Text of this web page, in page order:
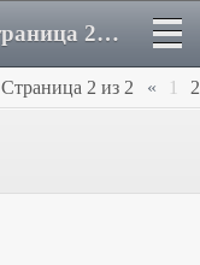
Первые врата Земли - Страница 2 - Форум
Страница 2 из 2 « 1 2